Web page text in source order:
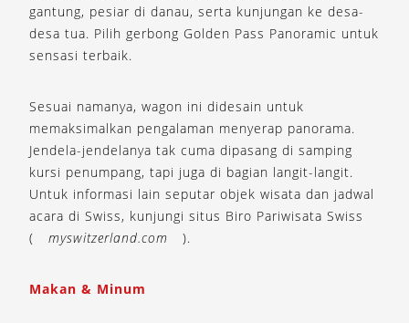
gantung, pesiar di danau, serta kunjungan ke desa-
desa tua. Pilih gerbong Golden Pass Panoramic untuk
sensasi terbaik.
Sesuai namanya, wagon ini didesain untuk
memaksimalkan pengalaman menyerap panorama.
Jendela-jendelanya tak cuma dipasang di samping
kursi penumpang, tapi juga di bagian langit-langit.
Untuk informasi lain seputar objek wisata dan jadwal
acara di Swiss, kunjungi situs Biro Pariwisata Swiss
(
myswitzerland.com ).
Makan & Minum